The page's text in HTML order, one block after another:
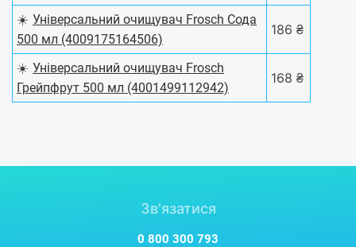
☀️ Універсальний очищувач Frosch Сода
500 мл (4009175164506)
186 ₴
☀️ Універсальний очищувач Frosch
Грейпфрут 500 мл (4001499112942)
168 ₴
Зв'язатися
0 800 300 793